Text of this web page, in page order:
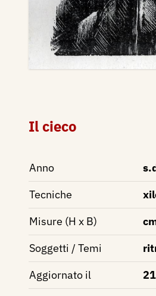
Il cieco
Anno
Tecniche
Misure (H x B)
Soggetti / Temi
Aggiornato il